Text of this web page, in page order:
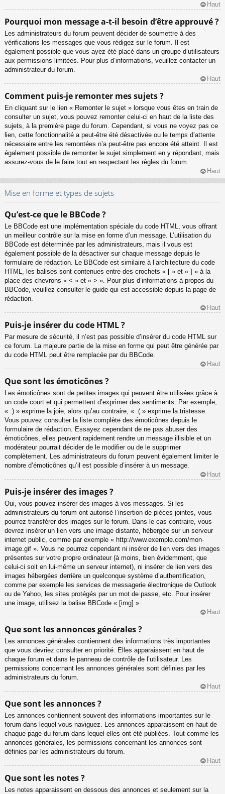
Haut
Pourquoi mon message a-t-il besoin d’être approuvé ?
Les administrateurs du forum peuvent décider de soumettre à des
vérifications les messages que vous rédigez sur le forum. Il est
également possible que vous ayez été placé dans un groupe d’utilisateurs
aux permissions limitées. Pour plus d’informations, veuillez contacter un
administrateur du forum.
Haut
Comment puis-je remonter mes sujets ?
En cliquant sur le lien « Remonter le sujet » lorsque vous êtes en train de
consulter un sujet, vous pouvez remonter celui-ci en haut de la liste des
sujets, à la première page du forum. Cependant, si vous ne voyez pas ce
lien, cette fonctionnalité a peut-être été désactivée ou le temps d’attente
nécessaire entre les remontées n’a peut-être pas encore été atteint. Il est
également possible de remonter le sujet simplement en y répondant, mais
assurez-vous de le faire tout en respectant les règles du forum.
Haut
Mise en forme et types de sujets
Qu’est-ce que le BBCode ?
Le BBCode est une implémentation spéciale du code HTML, vous offrant
un meilleur contrôle sur la mise en forme d’un message. L’utilisation du
BBCode est déterminée par les administrateurs, mais il vous est
également possible de la désactiver sur chaque message depuis le
formulaire de rédaction. Le BBCode est similaire à l’architecture du code
HTML, les balises sont contenues entre des crochets « [ » et « ] » à la
place des chevrons « < » et « > ». Pour plus d’informations à propos du
BBCode, veuillez consulter le guide qui est accessible depuis la page de
rédaction.
Haut
Puis-je insérer du code HTML ?
Par mesure de sécurité, il n’est pas possible d’insérer du code HTML sur
ce forum. La majeure partie de la mise en forme qui peut être générée par
du code HTML peut être remplacée par du BBCode.
Haut
Que sont les émoticônes ?
Les émoticônes sont de petites images qui peuvent être utilisées grâce à
un code court et qui permettent d’exprimer des sentiments. Par exemple,
« :) » exprime la joie, alors qu’au contraire, « :( » exprime la tristesse.
Vous pouvez consulter la liste complète des émoticônes depuis le
formulaire de rédaction. Essayez cependant de ne pas abuser des
émoticônes, elles peuvent rapidement rendre un message illisible et un
modérateur pourrait décider de le modifier ou de le supprimer
complètement. Les administrateurs du forum peuvent également limiter le
nombre d’émoticônes qu’il est possible d’insérer à un message.
Haut
Puis-je insérer des images ?
Oui, vous pouvez insérer des images à vos messages. Si les
administrateurs du forum ont autorisé l’insertion de pièces jointes, vous
pourrez transférer des images sur le forum. Dans le cas contraire, vous
devrez insérer un lien vers une image distante, hébergée sur un serveur
internet public, comme par exemple « http://www.exemple.com/mon-
image.gif ». Vous ne pourrez cependant ni insérer de lien vers des images
présentes sur votre propre ordinateur (à moins, bien évidemment, que
celui-ci soit en lui-même un serveur internet), ni insérer de lien vers des
images hébergées derrière un quelconque système d’authentification,
comme par exemple les services de messagerie électronique de Outlook
ou de Yahoo, les sites protégés par un mot de passe, etc. Pour insérer
une image, utilisez la balise BBCode « [img] ».
Haut
Que sont les annonces générales ?
Les annonces générales contiennent des informations très importantes
que vous devriez consulter en priorité. Elles apparaissent en haut de
chaque forum et dans le panneau de contrôle de l’utilisateur. Les
permissions concernant les annonces générales sont définies par les
administrateurs du forum.
Haut
Que sont les annonces ?
Les annonces contiennent souvent des informations importantes sur le
forum dans lequel vous naviguez. Les annonces apparaissent en haut de
chaque page du forum dans lequel elles ont été publiées. Tout comme les
annonces générales, les permissions concernant les annonces sont
définies par les administrateurs du forum.
Haut
Que sont les notes ?
Les notes apparaissent en dessous des annonces et seulement sur la